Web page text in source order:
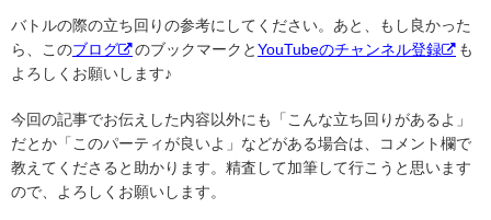
バトルの際の立ち回りの参考にしてください。あと、もし良かった
ら、このブログ のブックマークとYouTubeのチャンネル登録
も
よろしくお願いします♪
今回の記事でお伝えした内容以外にも「こんな立ち回りがあるよ」
だとか「このパーティが良いよ」などがある場合は、コメント欄で
教えてくださると助かります。精査して加筆して行こうと思います
ので、よろしくお願いします。